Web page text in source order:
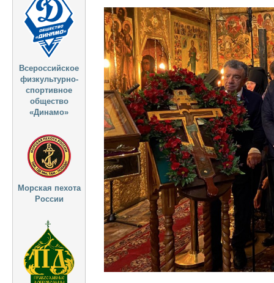
Всероссийское
физкультурно-
спортивное
общество
«Динамо»
Морская пехота
России